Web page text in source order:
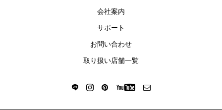
会社案内
サポート
お問い合わせ
取り扱い店舗一覧